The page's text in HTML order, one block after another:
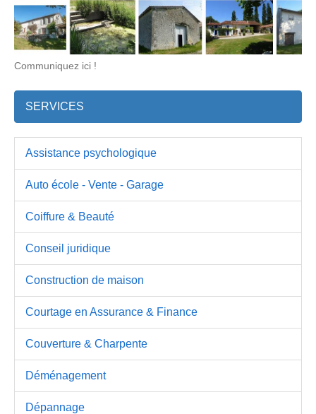
Communiquez ici !
SERVICES
Assistance psychologique
Auto école - Vente - Garage
Coiffure & Beauté
Conseil juridique
Construction de maison
Courtage en Assurance & Finance
Couverture & Charpente
Déménagement
Dépannage